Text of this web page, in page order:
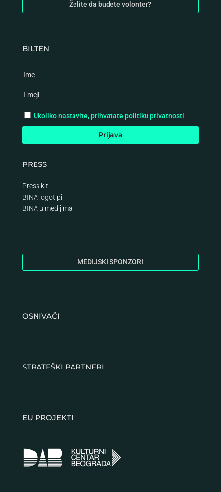
Želite da budete volonter?
BILTEN
Ukoliko nastavite, prihvatate politiku privatnosti
PRESS
Press kit
BINA logotipi
BINA u medijima
MEDIJSKI SPONZORI
OSNIVAČI
STRATEŠKI PARTNERI
EU PROJEKTI